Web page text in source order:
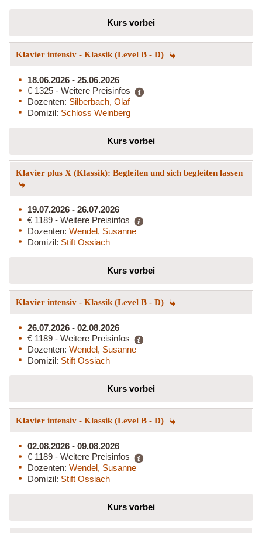
Kurs vorbei
Klavier intensiv - Klassik (Level B - D)
18.06.2026 - 25.06.2026
€ 1325 - Weitere Preisinfos
Dozenten: Silberbach, Olaf
Domizil: Schloss Weinberg
Kurs vorbei
Klavier plus X (Klassik): Begleiten und sich begleiten lassen
19.07.2026 - 26.07.2026
€ 1189 - Weitere Preisinfos
Dozenten: Wendel, Susanne
Domizil: Stift Ossiach
Kurs vorbei
Klavier intensiv - Klassik (Level B - D)
26.07.2026 - 02.08.2026
€ 1189 - Weitere Preisinfos
Dozenten: Wendel, Susanne
Domizil: Stift Ossiach
Kurs vorbei
Klavier intensiv - Klassik (Level B - D)
02.08.2026 - 09.08.2026
€ 1189 - Weitere Preisinfos
Dozenten: Wendel, Susanne
Domizil: Stift Ossiach
Kurs vorbei